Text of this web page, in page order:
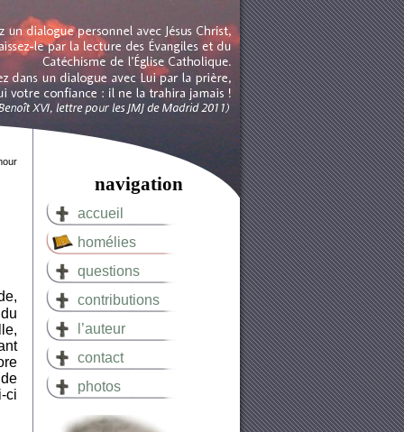
ci
navigation
accueil
homélies
questions
contributions
l’auteur
contact
photos